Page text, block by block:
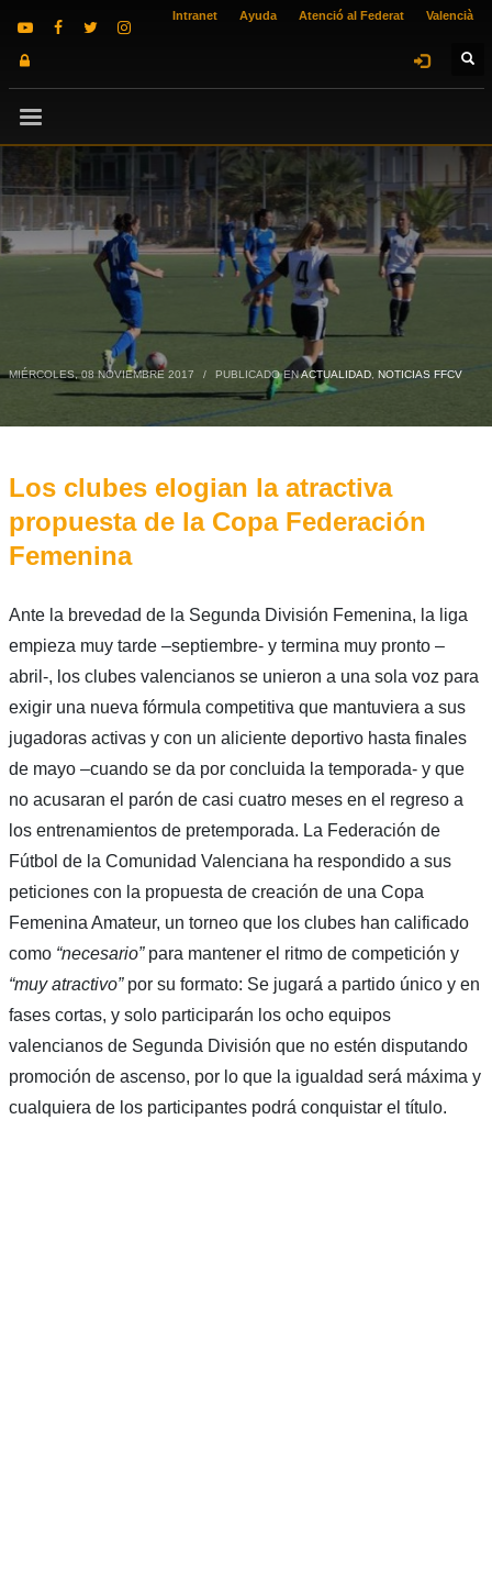
Intranet Ayuda Atenció al Federat Valencià
MIÉRCOLES, 08 NOVIEMBRE 2017 / PUBLICADO ENACTUALIDAD, NOTICIAS FFCV
Los clubes elogian la atractiva
propuesta de la Copa Federación
Femenina
Ante la brevedad de la Segunda División Femenina, la liga
empieza muy tarde –septiembre- y termina muy pronto –
abril-, los clubes valencianos se unieron a una sola voz para
exigir una nueva fórmula competitiva que mantuviera a sus
jugadoras activas y con un aliciente deportivo hasta finales
de mayo –cuando se da por concluida la temporada- y que
no acusaran el parón de casi cuatro meses en el regreso a
los entrenamientos de pretemporada. La Federación de
Fútbol de la Comunidad Valenciana ha respondido a sus
peticiones con la propuesta de creación de una Copa
Femenina Amateur, un torneo que los clubes han calificado
como “necesario”para mantener el ritmo de competición y
“muy atractivo”por su formato: Se jugará a partido único y en
fases cortas, y solo participarán los ocho equipos
valencianos de Segunda División que no estén disputando
promoción de ascenso, por lo que la igualdad será máxima y
cualquiera de los participantes podrá conquistar el título.